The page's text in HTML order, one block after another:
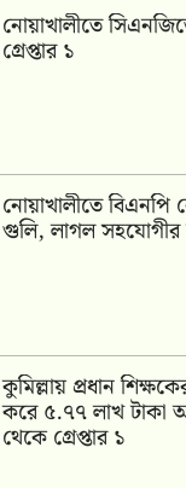
নোয়াখালীতে
গ্রেপ্তার ১
নোয়াখালীতে বিএনপি
গুলি, লাগল
কুমিল্লায় প্রধান
করে ৫.৭৭ লাখ টাকা
থেকে গ্রেপ্তার ১